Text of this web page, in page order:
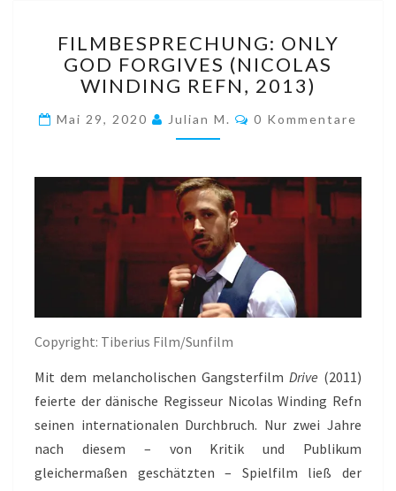
ONLY
GOD
FORGIVES
WINDING
REFN,
FILMBESPRECHUNG: ONLY
GOD FORGIVES (NICOLAS
WINDING REFN, 2013)
Mai 29, 2020 Julian M. Kommentare
0 Kommentare
Copyright: Tiberius Film/Sunfilm
Mit dem melancholischen Gangsterfilm Drive (2011)
feierte der dänische Regisseur Nicolas Winding Refn
seinen internationalen Durchbruch. Nur zwei Jahre
nach diesem – von Kritik und Publikum
gleichermaßen geschätzten – Spielfilm ließ der